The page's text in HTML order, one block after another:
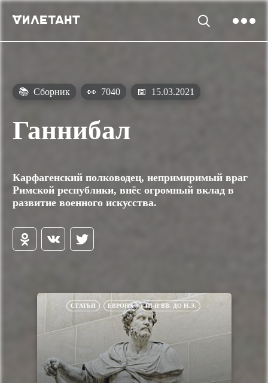
📚 Сборник 👀 7040 📅 15.03.2021
Ганнибал
Карфагенский полководец, непримиримый враг
Римской республики, внёс огромный вклад в
развитие военного искусства.
СТАТЬИ ЕВРОПА III-II ВВ. ДО Н.Э.